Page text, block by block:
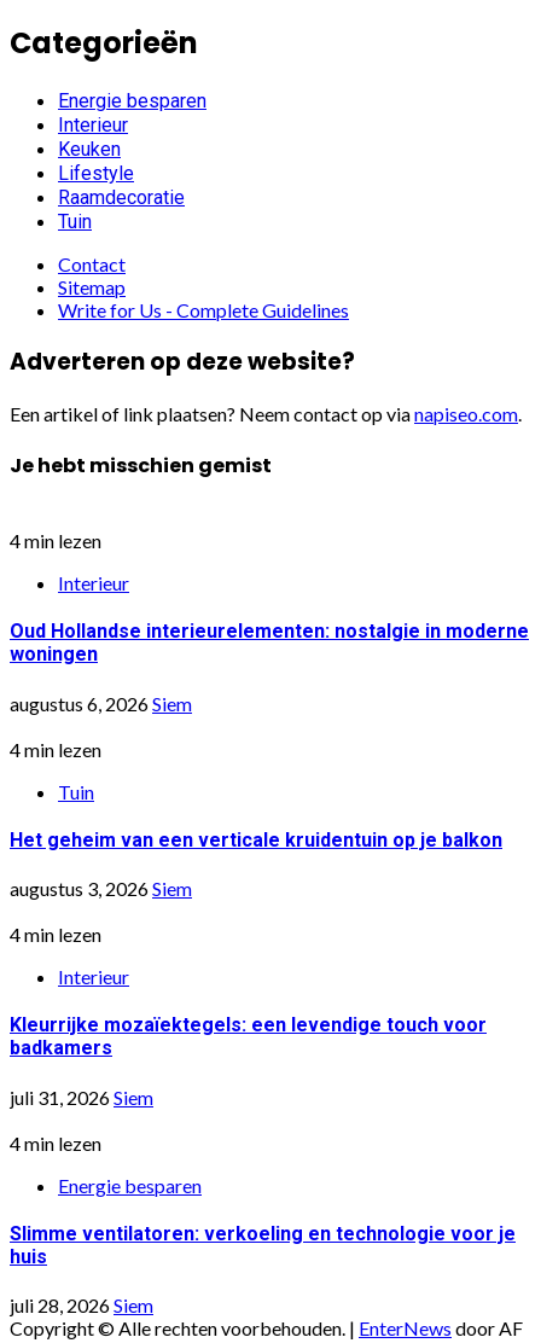
Categorieën
Energie besparen
Interieur
Keuken
Lifestyle
Raamdecoratie
Tuin
Contact
Sitemap
Write for Us - Complete Guidelines
Adverteren op deze website?
Een artikel of link plaatsen? Neem contact op vianapiseo.com
Je hebt misschien gemist
4 min lezen
Interieur
Oud Hollandse interieurelementen: nostalgie in moderne
woningen
augustus 6, 2026Siem
4 min lezen
Tuin
Het geheim van een verticale kruidentuin op je balkon
augustus 3, 2026Siem
4 min lezen
Interieur
Kleurrijke mozaïektegels: een levendige touch voor
badkamers
juli 31, 2026Siem
4 min lezen
Energie besparen
Slimme ventilatoren: verkoeling en technologie voor je
huis
juli 28, 2026Siem
Copyright © Alle rechten voorbehouden. | EnterNews door AF